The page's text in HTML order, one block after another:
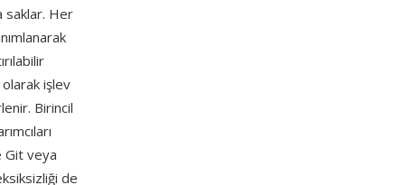
saklar. Her
olarak işlev
Birincil
Git veya
de